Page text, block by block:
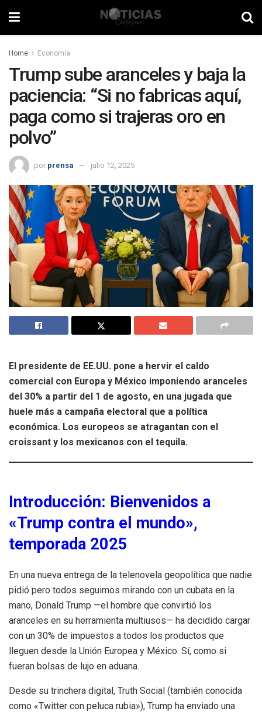
Home Economía
Trump sube aranceles y baja la
paciencia: “Si no fabricas aquí,
paga como si trajeras oro en
polvo”
por prensa julio 12, 2025
El presidente de EE.UU. pone a hervir el caldo
comercial con Europa y México imponiendo aranceles
del 30% a partir del 1 de agosto, en una jugada que
huele más a campaña electoral que a política
económica. Los europeos se atragantan con el
croissant y los mexicanos con el tequila.
Introducción: Bienvenidos a
«Trump contra el mundo»,
temporada 2025
En una nueva entrega de la telenovela geopolítica que nadie
pidió pero todos seguimos mirando con un cubata en la
mano, Donald Trump —el hombre que convirtió los
aranceles en su herramienta multiusos— ha decidido cargar
con un 30% de impuestos a todos los productos que
lleguen desde la Unión Europea y México. Sí, como si
fueran bolsas de lujo en aduana.
Desde su trinchera digital, Truth Social (también conocida
como «Twitter con peluca rubia»), Trump ha enviado una